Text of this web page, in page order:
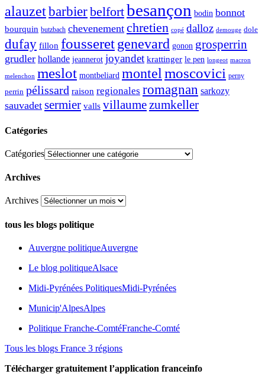
alauzetbarbierbelfortbesançon bodin bonnot
bourquin butzbach chevenement chretien copé dalloz demouge dole
dufay fillon fousseretgenevard gonon grosperrin
grudler hollande jeannerot joyandet krattinger le pen longeot macron
melenchon meslot montbeliard montelmoscovici perny
perrin pélissard raison regionales romagnan sarkozy
sauvadet sermier valls villaumezumkeller
Catégories
Catégories
Archives
Archives
tous les blogs politique
Auvergne politiqueAuvergne
Le blog politiqueAlsace
Midi-Pyrénées PolitiquesMidi-Pyrénées
Municip'AlpesAlpes
Politique Franche-ComtéFranche-Comté
Tous les blogs France 3 régions
Télécharger gratuitement l’application franceinfo